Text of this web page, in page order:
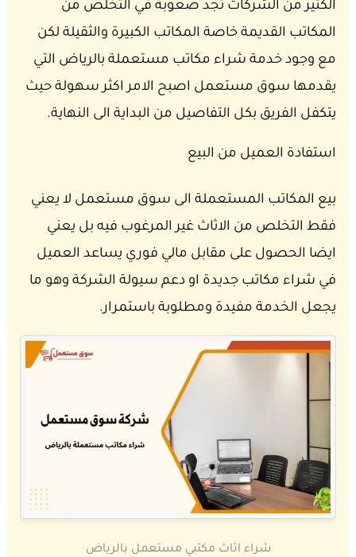
الكثير من الشركات تجد صعوبة في التخلص من
المكاتب القديمة خاصة المكاتب الكبيرة والثقيلة لكن
مع وجود خدمة شراء مكاتب مستعملة بالرياض التي
يقدمها سوق مستعمل اصبح الامر اكثر سهولة حيث
يتكفل الفريق بكل التفاصيل من البداية الى النهاية.
استفادة العميل من البيع
بيع المكاتب المستعملة الى سوق مستعمل لا يعني
فقط التخلص من الاثاث غير المرغوب فيه بل يعني
ايضا الحصول على مقابل مالي فوري يساعد العميل
في شراء مكاتب جديدة او دعم سيولة الشركة وهو ما
يجعل الخدمة مفيدة ومطلوبة باستمرار.
شراء اثاث مكتبي مستعمل بالرياض